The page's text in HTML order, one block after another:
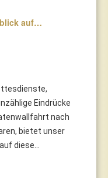
auf…
Eindrücke
nach
bietet unser
diese...